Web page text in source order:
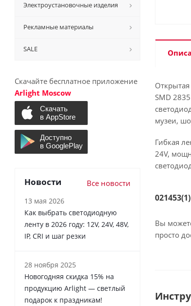
SMD
музеи,
Гибкая
24V,
Вы
просто
Электроустановочные изделия
Рекламные материалы
SALE
Скачайте бесплатное приложение
Arlight Moscow
Новости Все новости
13 мая 2026
Как выбрать светодиодную
ленту в 2026 году: 12V, 24V, 48V,
IP, CRI и шаг резки
28 ноября 2025
Новогодняя скидка 15% на
продукцию Arlight — светлый
подарок к праздникам!